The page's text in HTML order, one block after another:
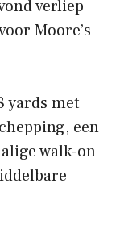
verliep
Moore’s
yards met
een
walk-on